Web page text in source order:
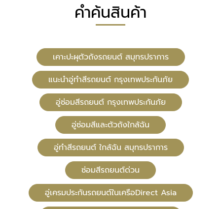
คำค้นสินค้า
เคาะปะผุตัวถังรถยนต์ สมุทรปราการ
แนะนำอู่ทำสีรถยนต์ กรุงเทพประกันภัย
อู่ซ่อมสีรถยนต์ กรุงเทพประกันภัย
อู่ซ่อมสีและตัวถังใกล้ฉัน
อู่ทําสีรถยนต์ ใกล้ฉัน สมุทรปราการ
ซ่อมสีรถยนต์ด่วน
อู่เครมประกันรถยนต์ในเครือDirect Asia